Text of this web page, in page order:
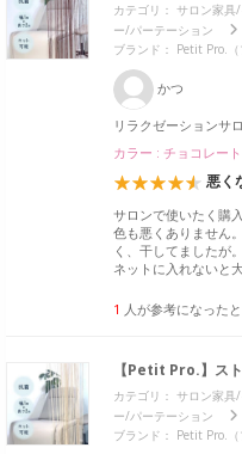
カテゴリ： サロン家具
ー/パーテーション
ブランド： Petit Pro.（
かつ
リラクゼーションサ
カラー : チョコレート
悪く
サロンで使いたく購
色も悪くありません
く、干してましたが
ネットに入れないと
1 人が参考になった
【Petit Pro.】ス
カテゴリ： サロン家具
ー/パーテーション
ブランド： Petit Pro.（